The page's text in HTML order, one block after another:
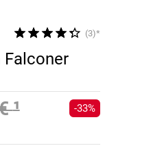
(3)*
¹ -33%